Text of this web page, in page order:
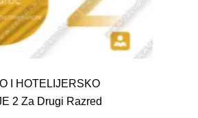
I HOTELIJERSKO
2 Za Drugi Razred